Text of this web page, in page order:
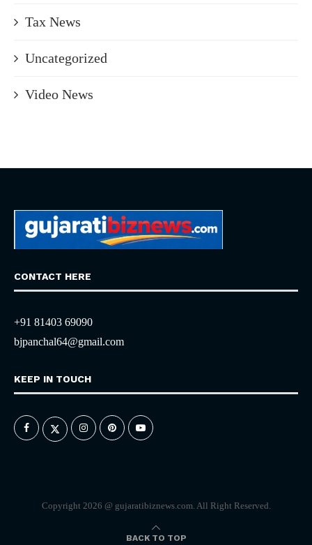
Tax News
Uncategorized
Video News
CONTACT HERE
+91 81403 69090
bjpanchal64@gmail.com
KEEP IN TOUCH
Copyright 2026 @ gujaratibiznews.com. All Right Reserved.
BACK TO TOP